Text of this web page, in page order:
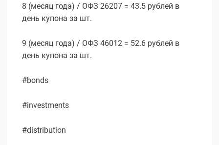
8 (месяц года) / ОФЗ 26207 = 43.5 рублей в
день купона за шт.
9 (месяц года) / ОФЗ 46012 = 52.6 рублей в
день купона за шт.
#bonds
#investments
#distribution